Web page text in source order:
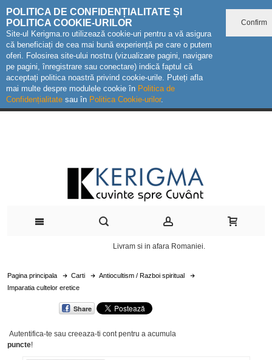
POLITICA DE CONFIDENȚIALITATE ȘI
POLITICA COOKIE-URILOR
Site-ul Kerigma.ro utilizează cookie-uri pentru a vă asigura
că beneficiați de cea mai bună experiență pe care o putem
oferi. Folosirea site-ului nostru (vizualizare pagini, navigare
pe pagini, înregistrare sau conectare) indică faptul că
acceptați politica noastră privind cookie-urile. Puteți afla
mai multe despre modulele cookie în Politica de
Confidențialitate sau în Politica Cookie-urilor.
Confirm
Livram si in afara Romaniei.
Pagina principala Carti
Antiocultism / Razboi spiritual
Imparatia cultelor eretice
Share
Autentifica-te sau creeaza-ti contpentru a acumula
puncte!